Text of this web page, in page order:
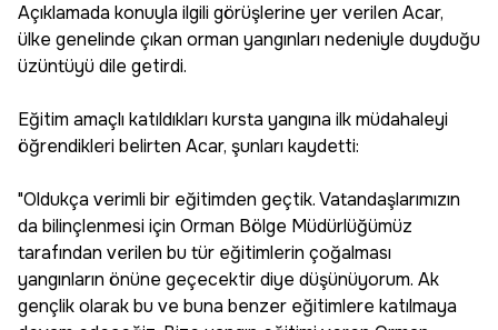
Açıklamada konuyla ilgili görüşlerine yer verilen Acar,
ülke genelinde çıkan orman yangınları nedeniyle duyduğu
üzüntüyü dile getirdi.
Eğitim amaçlı katıldıkları kursta yangına ilk müdahaleyi
öğrendikleri belirten Acar, şunları kaydetti:
"Oldukça verimli bir eğitimden geçtik. Vatandaşlarımızın
da bilinçlenmesi için Orman Bölge Müdürlüğümüz
tarafından verilen bu tür eğitimlerin çoğalması
yangınların önüne geçecektir diye düşünüyorum. Ak
gençlik olarak bu ve buna benzer eğitimlere katılmaya